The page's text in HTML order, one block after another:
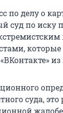
по делу о
суд по иску
которые
суда,